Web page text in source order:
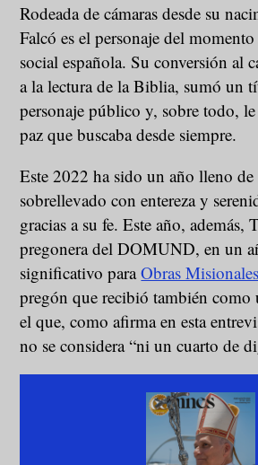
Rodeada de cámaras desde su
Falcó es el personaje del
social española. Su conversión al
a la lectura de la Biblia, sumó un
personaje público y, sobre todo,
paz que buscaba desde siempre.
Este 2022 ha sido un año lleno de
sobrellevado con entereza y
gracias a su fe. Este año, además,
pregonera del DOMUND, en un
significativo paraObras
pregón que recibió también como
el que, como afirma en esta
no se considera “ni un cuarto de